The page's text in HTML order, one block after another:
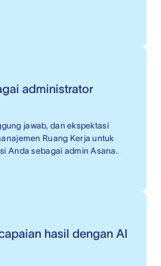
administrator
jawab, dan ekspektasi
Ruang Kerja untuk
Anda sebagai admin Asana.
hasil dengan AI